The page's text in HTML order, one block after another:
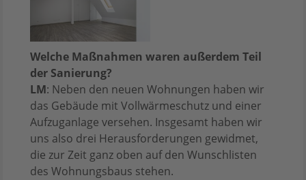
Welche Maßnahmen waren außerdem Teil
der Sanierung?
LM: Neben den neuen Wohnungen haben wir
das Gebäude mit Vollwärmeschutz und einer
Aufzuganlage versehen. Insgesamt haben wir
uns also drei Herausforderungen gewidmet,
die zur Zeit ganz oben auf den Wunschlisten
des Wohnungsbaus stehen.